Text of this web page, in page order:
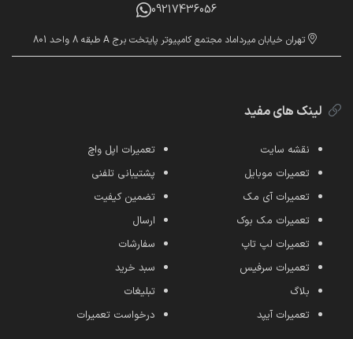
09217436056
تهران خیابان میرداماد مجتمع کامپیوتر پایتخت برج A طبقه 8 واحد 801
لینک های مفید
نقشه سایت
تعمیرات موبایل
تعمیرات آی مک
تعمیرات مک بوک
تعمیرات لپ تاپ
تعمیرات سرفیس
بلاگ
تعمیرات آیپد
تعمیرات اپل واچ
پشتیبانی تلفنی
تضمین کیفیت
ارسال
سفارشات
سبد خرید
تبلیغات
درخواست تعمیرات